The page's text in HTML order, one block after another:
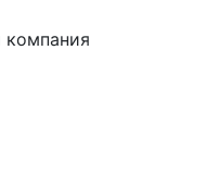
компания